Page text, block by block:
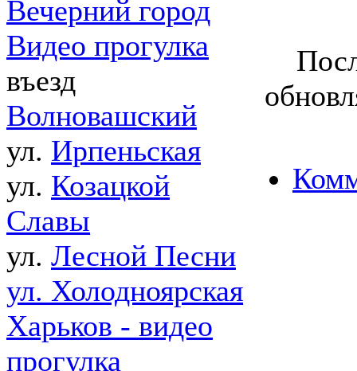
Вечерний город
Видео прогулка
въезд
Волновашский
ул. Ирпеньская
ул. Козацкой
Славы
ул. Лесной Песни
ул. Холодноярская
Харьков - видео
прогулка